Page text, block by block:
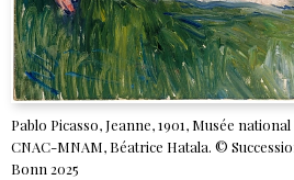
Pablo Picasso, Jeanne, 1901, Musée
CNAC-MNAM, Béatrice Hatala. ©
Bonn 2025